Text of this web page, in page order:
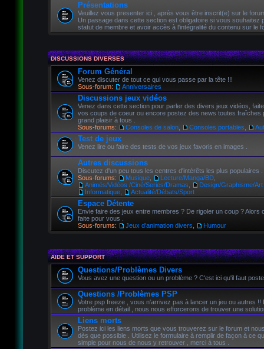
Présentations
Veuillez vous presenter ici , après vous être inscrit(e) sur le
Un passage dans cette section est obligatoire si vous souhaitez
statut de membre et avoir accès à l'intégralité du contenu sur le
DISCUSSIONS DIVERSES
Forum Général
Venez discuter de tout ce qui vous passe par la tête !!!
Sous-forum:
Anniversaires
Discussions jeux vidéos
Venez dans cette section pour parler des divers jeux vidéos,
vos coups de coeur ou encore postez des news toutes fraîches
grand plaisir à tous .
Sous-forums:
Consoles de salon, Consoles portables
Test de jeux
Venez lire ou faire des tests de vos jeux favoris en images .
Autres discussions
Discutez d'un peu tous les centres d'intérêts les plus populaires .
Sous-forums:
Musique, Lecture/Manga/BD,
Animés/Vidéos /Ciné/Series/Dramas
Design/Graphisme/Art
Informatique, Actualité/Débats/Sport
Espace Détente
Envie faire des jeux entre membres ? De rigoler un coup ? Alors
faite pour vous .
Sous-forums:
Jeux d'animation divers Humour
AIDE ET SUPPORT
Questions/Problèmes Divers
Vous avez une question ou un problème ? C'est ici qu'il faut
Questions /Problèmes PSP
Votre psp freeze , vous n'arrivez pas à lancer un jeu ou autres !!
problème en détail , nous nous efforcerons de trouver une
Liens morts
Postez ici les liens morts que vous trouverez sur le forum et
dès que possible . Utilisez le formulaire à remplir de façon à ce
simple pour nous de nous y retrouver , merci à tous .